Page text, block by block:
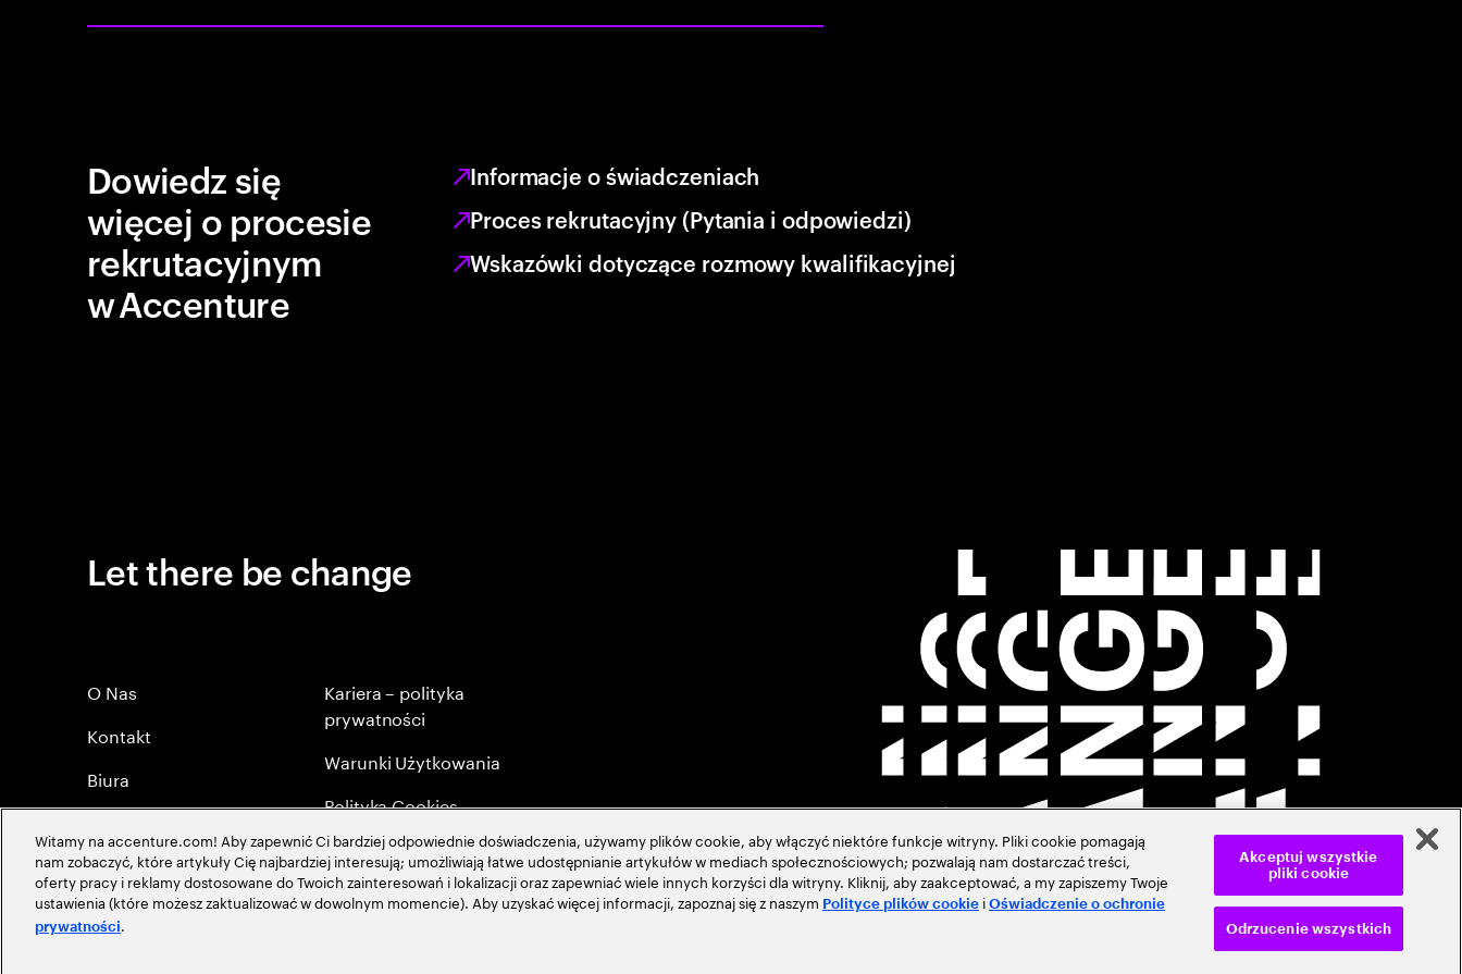
Dowiedz się
więcej o procesie
rekrutacyjnym
w Accenture
Informacje o świadczeniach
Proces rekrutacyjny (Pytania i odpowiedzi)
Wskazówki dotyczące rozmowy kwalifikacyjnej
Let there be change
O Nas
Kontakt
Biura
Polityka Prywatności
Kariera – polityka
prywatności
Warunki Użytkowania
Polityka Cookies
Mapa strony
Globalna maerytokracja
Witamy na accenture.com! Aby zapewnić Ci bardziej odpowiednie doświadczenia, używamy plików cookie, aby włączyć niektóre funkcje witryny. Pliki cookie pomagają
nam zobaczyć, które artykuły Cię najbardziej interesują; umożliwiają łatwe udostępnianie artykułów w mediach społecznościowych; pozwalają nam dostarczać treści,
oferty pracy i reklamy dostosowane do Twoich zainteresowań i lokalizacji oraz zapewniać wiele innych korzyści dla witryny. Kliknij, aby zaakceptować, a my zapiszemy Twoje
ustawienia (które możesz zaktualizować w dowolnym momencie). Aby uzyskać więcej informacji, zapoznaj się z naszym Polityce plików cookie i Oświadczenie o ochronie
prywatności. Odrzucenie wszystkich
Akceptuj wszystkie
pliki cookie